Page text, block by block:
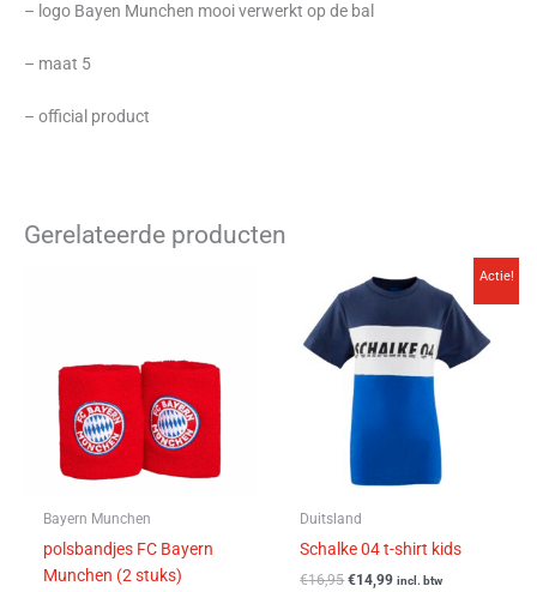
– logo Bayen Munchen mooi verwerkt op de bal
– maat 5
– official product
Gerelateerde producten
Bayern Munchen
polsbandjes FC Bayern
Munchen (2 stuks)
Actie!
Duitsland
Schalke 04 t-shirt kids
€16,95
Oorspronkelijke
prijs
€16,95.
€14,99
Huidige
prijs
€14,99.
incl. btw
product
heeft
meerdere